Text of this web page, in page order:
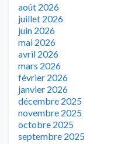
août 2026
juillet 2026
juin 2026
mai 2026
avril 2026
mars 2026
février 2026
janvier 2026
décembre 2025
novembre 2025
octobre 2025
septembre 2025